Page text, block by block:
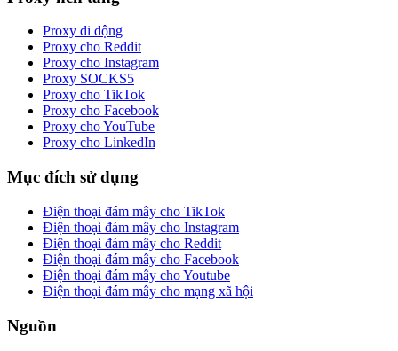
Proxy di động
Proxy cho Reddit
Proxy cho Instagram
Proxy SOCKS5
Proxy cho TikTok
Proxy cho Facebook
Proxy cho YouTube
Proxy cho LinkedIn
Mục đích sử dụng
Điện thoại đám mây cho TikTok
Điện thoại đám mây cho Instagram
Điện thoại đám mây cho Reddit
Điện thoại đám mây cho Facebook
Điện thoại đám mây cho Youtube
Điện thoại đám mây cho mạng xã hội
Nguồn